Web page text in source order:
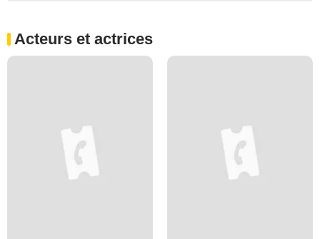
Acteurs et actrices